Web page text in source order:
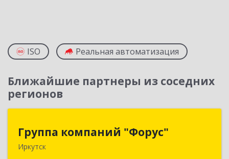
ISO Реальная автоматизация
Ближайшие партнеры из соседних
регионов
Группа компаний "Форус"
Иркутск
Группа компаний "Форус"
664007, Иркутская обл, Иркутск г, Ямская ул,